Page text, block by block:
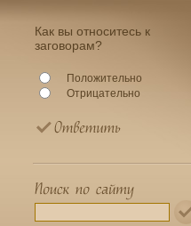
Как вы относитесь к
заговорам?
Положительно
Отрицательно